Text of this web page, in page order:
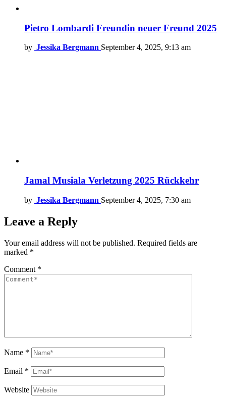
Pietro Lombardi Freundin neuer Freund 2025
by Jessika Bergmann September 4, 2025, 9:13 am
Jamal Musiala Verletzung 2025 Rückkehr
by Jessika Bergmann September 4, 2025, 7:30 am
Leave a Reply
Your email address will not be published. Required fields are
marked *
Comment *
Name *
Email *
Website